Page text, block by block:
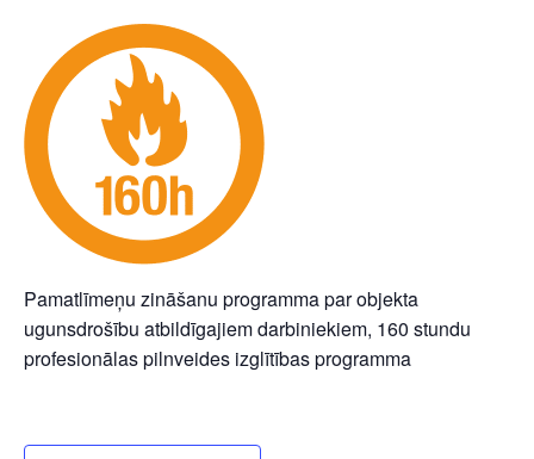
Pamatlīmeņu zināšanu programma par objekta
ugunsdrošību atbildīgajiem darbiniekiem, 160 stundu
profesionālas pilnveides izglītības programma